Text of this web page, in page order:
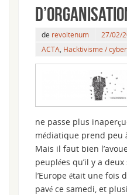
de revoltenum
27/02/
ACTA Hacktivisme /
ne passe plus
médiatique prend peu
Mais il faut bien
peuplées qu’il y a
l’Europe était une fois
pavé ce samedi, et